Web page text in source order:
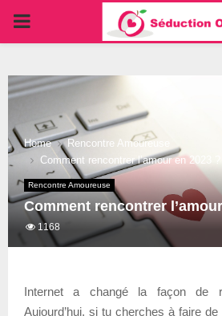
PRIMARY
Home
Rencontre Amoureuse
Comment rencontrer l’amour en 2023 ?
Rencontre Amoureuse
Comment rencontrer
1168
Internet a changé la façon de
Aujourd’hui, si tu cherches à faire